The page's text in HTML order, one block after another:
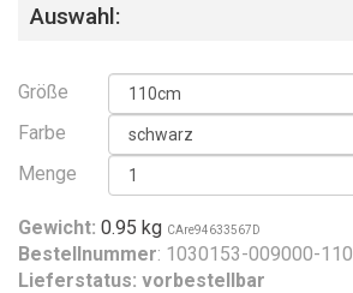
Auswahl:
Größe
Farbe
Menge
Gewicht: 0.95 kg CAre94633567D
Bestellnummer: 1030153-009000-110
Lieferstatus: vorbestellbar